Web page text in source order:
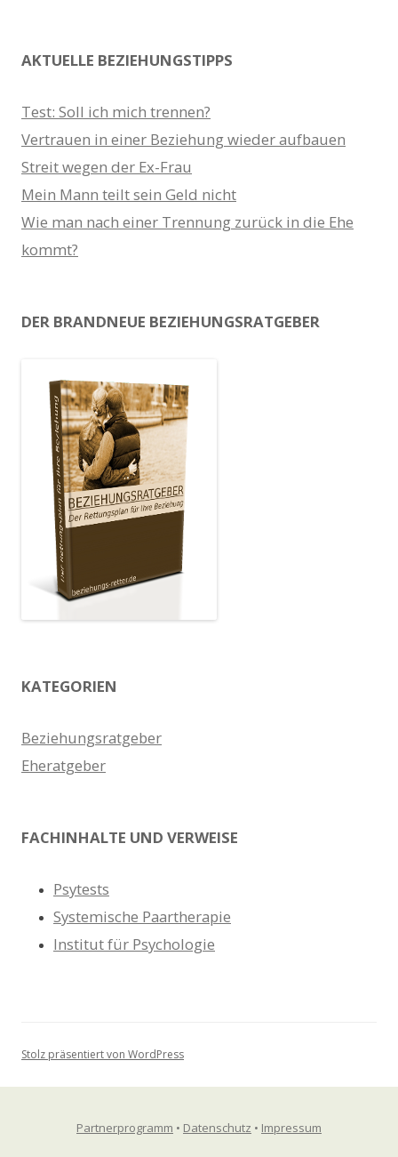
AKTUELLE BEZIEHUNGSTIPPS
Test: Soll ich mich trennen?
Vertrauen in einer Beziehung wieder aufbauen
Streit wegen der Ex-Frau
Mein Mann teilt sein Geld nicht
Wie man nach einer Trennung zurück in die Ehe
kommt?
DER BRANDNEUE BEZIEHUNGSRATGEBER
KATEGORIEN
Beziehungsratgeber
Eheratgeber
FACHINHALTE UND VERWEISE
Psytests
Systemische Paartherapie
Institut für Psychologie
Stolz präsentiert von WordPress
Partnerprogramm • Datenschutz • Impressum